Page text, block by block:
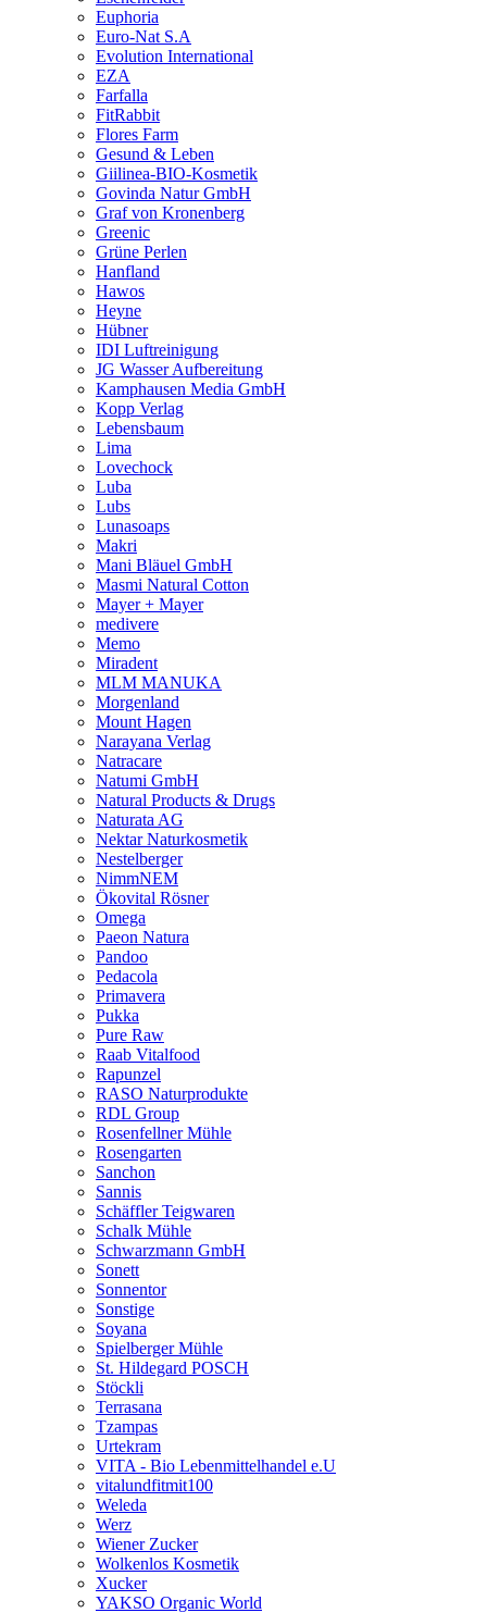
Euphoria
Euro-Nat S.A
Evolution International
EZA
Farfalla
FitRabbit
Flores Farm
Gesund & Leben
Giilinea-BIO-Kosmetik
Govinda Natur GmbH
Graf von Kronenberg
Greenic
Grüne Perlen
Hanfland
Hawos
Heyne
Hübner
IDI Luftreinigung
JG Wasser Aufbereitung
Kamphausen Media GmbH
Kopp Verlag
Lebensbaum
Lima
Lovechock
Luba
Lubs
Lunasoaps
Makri
Mani Bläuel GmbH
Masmi Natural Cotton
Mayer + Mayer
medivere
Memo
Miradent
MLM MANUKA
Morgenland
Mount Hagen
Narayana Verlag
Natracare
Natumi GmbH
Natural Products & Drugs
Naturata AG
Nektar Naturkosmetik
Nestelberger
NimmNEM
Ökovital Rösner
Omega
Paeon Natura
Pandoo
Pedacola
Primavera
Pukka
Pure Raw
Raab Vitalfood
Rapunzel
RASO Naturprodukte
RDL Group
Rosenfellner Mühle
Rosengarten
Sanchon
Sannis
Schäffler Teigwaren
Schalk Mühle
Schwarzmann GmbH
Sonett
Sonnentor
Sonstige
Soyana
Spielberger Mühle
St. Hildegard POSCH
Stöckli
Terrasana
Tzampas
Urtekram
VITA - Bio Lebenmittelhandel e.U
vitalundfitmit100
Weleda
Werz
Wiener Zucker
Wolkenlos Kosmetik
Xucker
YAKSO Organic World